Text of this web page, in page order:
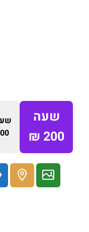
שעה
200 ₪
₪